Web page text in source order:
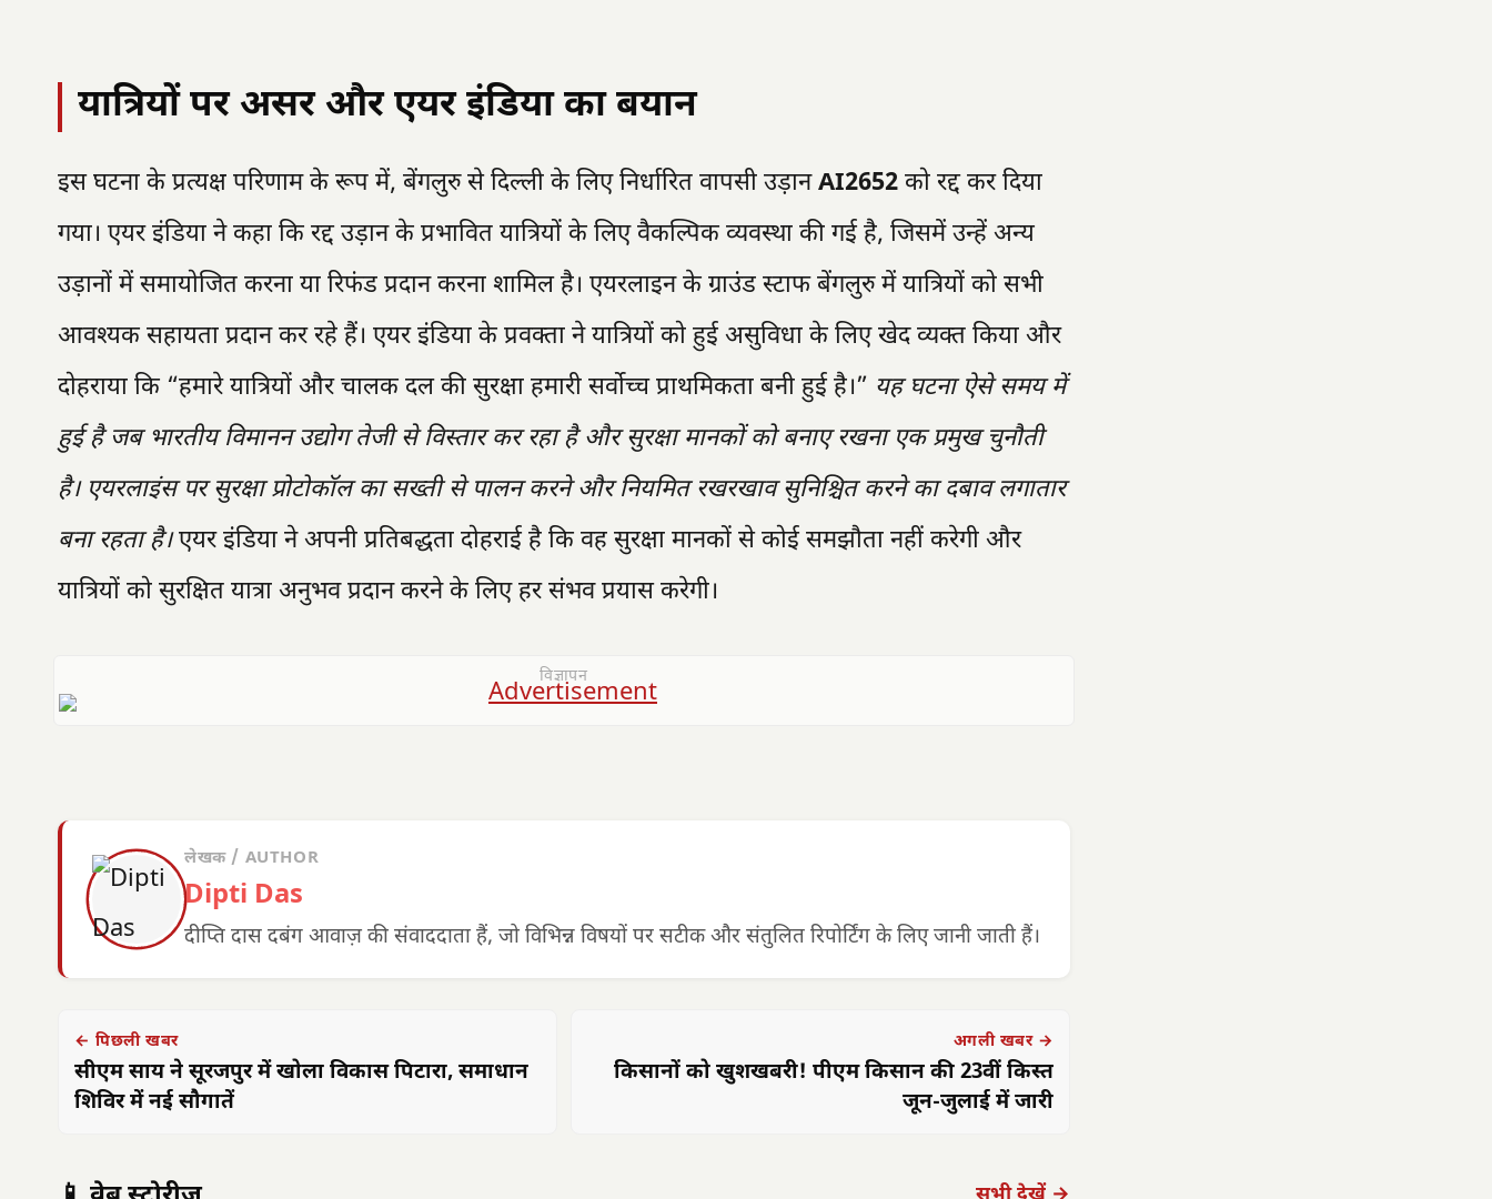
यात्रियों पर असर और एयर इंडिया का बयान
इस घटना के प्रत्यक्ष परिणाम के रूप में, बेंगलुरु से दिल्ली के लिए निर्धारित वापसी उड़ानAI2652 को रद्द कर दिया
गया। एयर इंडिया ने कहा कि रद्द उड़ान के प्रभावित यात्रियों के लिए वैकल्पिक व्यवस्था की गई है, जिसमें उन्हें अन्य
उड़ानों में समायोजित करना या रिफंड प्रदान करना शामिल है। एयरलाइन के ग्राउंड स्टाफ बेंगलुरु में यात्रियों को सभी
आवश्यक सहायता प्रदान कर रहे हैं। एयर इंडिया के प्रवक्ता ने यात्रियों को हुई असुविधा के लिए खेद व्यक्त किया और
दोहराया कि “हमारे यात्रियों और चालक दल की सुरक्षा हमारी सर्वोच्च प्राथमिकता बनी हुई है।” यह घटना ऐसे समय में
हुई है जब भारतीय विमानन उद्योग तेजी से विस्तार कर रहा है और सुरक्षा मानकों को बनाए रखना एक प्रमुख चुनौती
है। एयरलाइंस पर सुरक्षा प्रोटोकॉल का सख्ती से पालन करने और नियमित रखरखाव सुनिश्चित करने का दबाव लगातार
बना रहता है।एयर इंडिया ने अपनी प्रतिबद्धता दोहराई है कि वह सुरक्षा मानकों से कोई समझौता नहीं करेगी और
यात्रियों को सुरक्षित यात्रा अनुभव प्रदान करने के लिए हर संभव प्रयास करेगी।
विज्ञापन
लेखक / AUTHOR
Dipti Das
दीप्ति दास दबंग आवाज़ की संवाददाता हैं, जो विभिन्न विषयों पर सटीक और संतुलित रिपोर्टिंग के लिए जानी जाती हैं।
← पिछली खबर
सीएम साय ने सूरजपुर में खोला विकास पिटारा, समाधान
शिविर में नई सौगातें
अगली खबर →
किसानों को खुशखबरी! पीएम किसान की 23वीं किस्त
जून-जुलाई में जारी